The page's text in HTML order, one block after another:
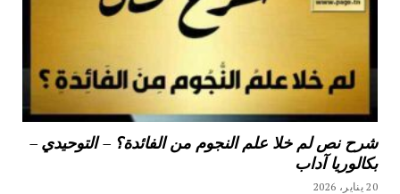
شرح نص لم خلا علم النجوم من الفائدة؟ – التوحيدي –
بكالوريا آداب
20 يناير، 2026